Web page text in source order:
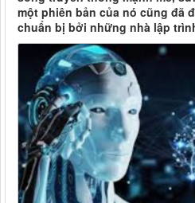
một phiên bản của nó cũng đã
chuẩn bị bởi những nhà lập